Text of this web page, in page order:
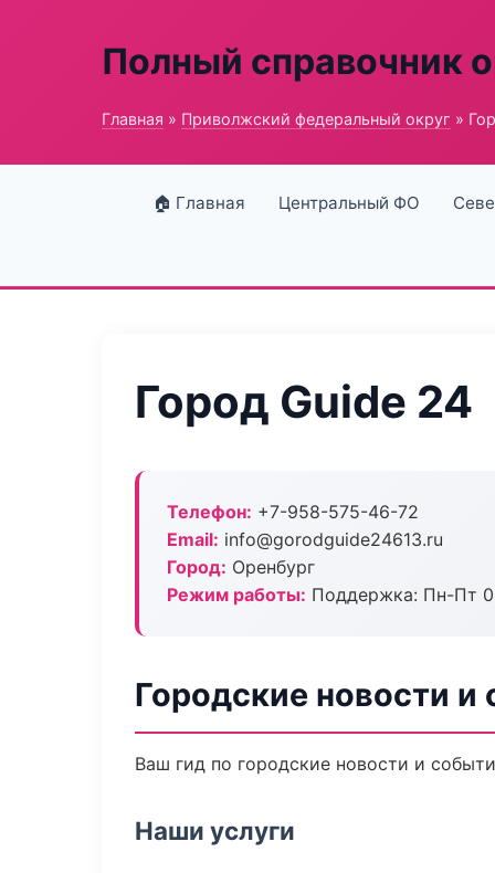
Полный справочник
Главная » Приволжский федеральный округ »
🏠 Главная Центральный ФО
Город Guide 24
Телефон: +7-958-575-46-72
Email: info@gorodguide24613.ru
Город: Оренбург
Режим работы: Поддержка: Пн-Пт
Городские новости
Ваш гид по городские новости и
Наши услуги